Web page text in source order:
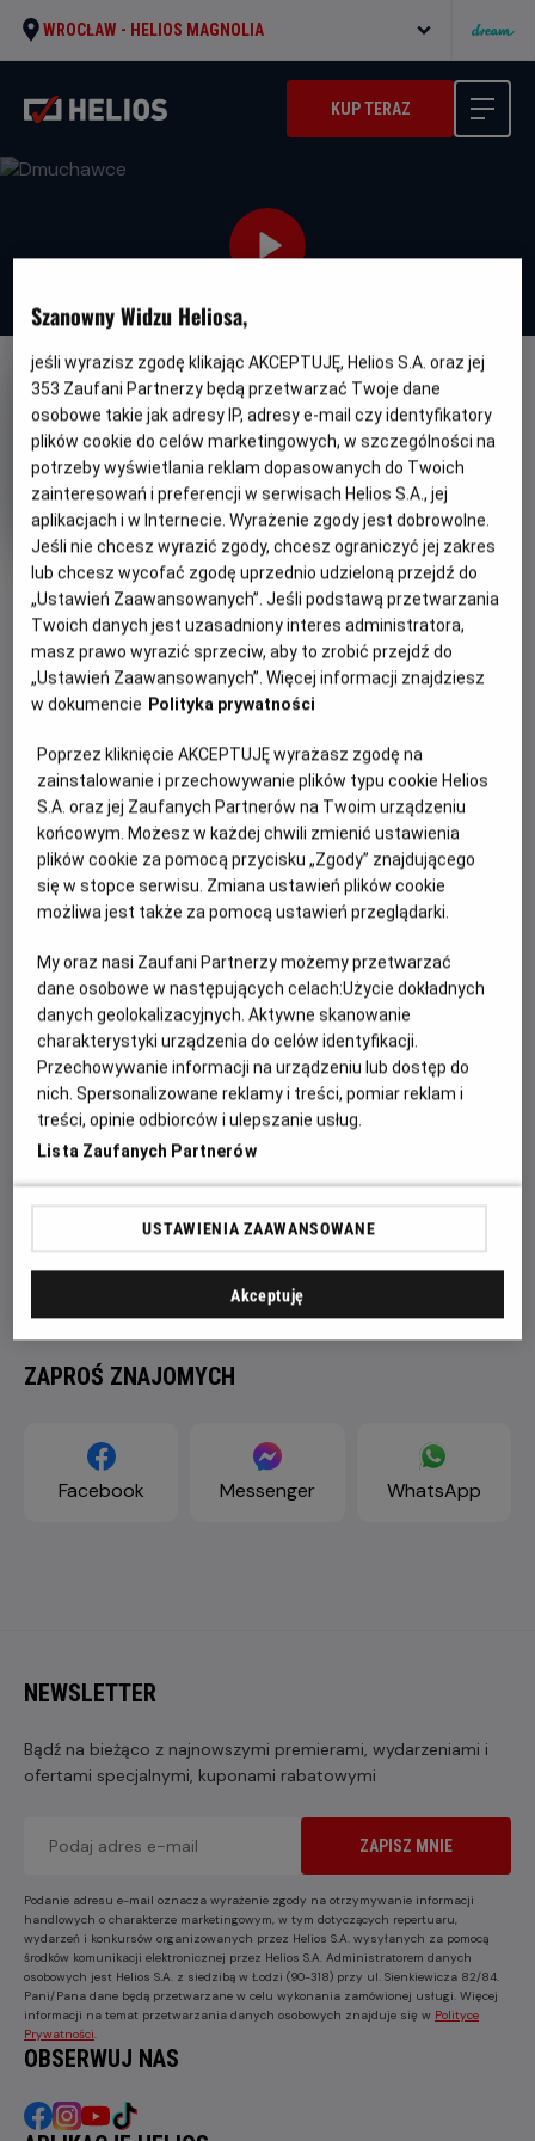
WROCŁAW - HELIOS MAGNOLIA
KUP TERAZ
DUBBING
OBSERWUJ
Dmuchawce
Oryginalny
tytuł
Planetes Gatunek
Animowany / Przygodowy /
Familijny
Minimalny
wiek
Od 7 lat
Czas
trwania
76 min
Kraj
i
rok
produkcji
Belgia, Francja
PREMIERA
17 kwietnia 2026
Momoko Seto
WIĘCEJ SZCZEGÓŁÓW
Dendelion, Baraban, Léonto i Taraxa to czwórka
niezwykłych przyjaciół; cztery nasiona, które kiedyś
należały do tego samego dmuchawca. Ocalone przed
wybuchem nuklearnym, który zniszczył Ziemię, zostają
wyrzucone w kosmos, podróżując przez gwiezdne
niezapomnianą przygodę, by znaleźć nowy dom i osiedlić
się na stałe.
ZAPROŚ ZNAJOMYCH
Facebook Messenger WhatsApp
NEWSLETTER
Bądź na bieżąco z najnowszymi premierami, wydarzeniami i
ofertami specjalnymi, kuponami rabatowymi
ZAPISZ MNIE
Podanie adresu e-mail oznacza wyrażenie zgody na otrzymywanie informacji
handlowych o charakterze marketingowym, w tym dotyczących repertuaru,
wydarzeń i konkursów organizowanych przez Helios S.A. wysyłanych za pomocą
środków komunikacji elektronicznej przez Helios S.A. Administratorem danych
osobowych jest Helios S.A. z siedzibą w Łodzi (90-318) przy ul. Sienkiewicza 82/84.
Pani/Pana dane będą przetwarzane w celu wykonania zamówionej usługi. Więcej
informacji na temat przetwarzania danych osobowych znajduje się w Polityce
Prywatności
OBSERWUJ NAS
Szanowny Widzu Heliosa,
jeśli wyrazisz zgodę klikając AKCEPTUJĘ, Helios S.A. oraz jej
353 Zaufani Partnerzy będą przetwarzać Twoje dane
osobowe takie jak adresy IP, adresy e-mail czy identyfikatory
plików cookie do celów marketingowych, w szczególności na
potrzeby wyświetlania reklam dopasowanych do Twoich
zainteresowań i preferencji w serwisach Helios S.A., jej
aplikacjach i w Internecie. Wyrażenie zgody jest dobrowolne.
Jeśli nie chcesz wyrazić zgody, chcesz ograniczyć jej zakres
lub chcesz wycofać zgodę uprzednio udzieloną przejdź do
„Ustawień Zaawansowanych”. Jeśli podstawą przetwarzania
Twoich danych jest uzasadniony interes administratora,
masz prawo wyrazić sprzeciw, aby to zrobić przejdź do
„Ustawień Zaawansowanych”. Więcej informacji znajdziesz
w dokumencie Polityka prywatności
Poprzez kliknięcie AKCEPTUJĘ wyrażasz zgodę na
zainstalowanie i przechowywanie plików typu cookie Helios
S.A. oraz jej Zaufanych Partnerów na Twoim urządzeniu
końcowym. Możesz w każdej chwili zmienić ustawienia
plików cookie za pomocą przycisku „Zgody” znajdującego
się w stopce serwisu. Zmiana ustawień plików cookie
możliwa jest także za pomocą ustawień przeglądarki.
My oraz nasi Zaufani Partnerzy możemy przetwarzać
dane osobowe w następujących celach:Użycie dokładnych
danych geolokalizacyjnych. Aktywne skanowanie
charakterystyki urządzenia do celów identyfikacji.
Przechowywanie informacji na urządzeniu lub dostęp do
nich. Spersonalizowane reklamy i treści, pomiar reklam i
treści, opinie odbiorców i ulepszanie usług.
Lista Zaufanych Partnerów
USTAWIENIA ZAAWANSOWANE
Akceptuję